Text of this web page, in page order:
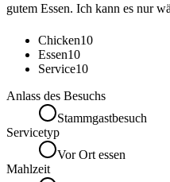
gutem Essen. Ich kann es nur
Chicken10
Essen10
Service10
Anlass des Besuchs
Stammgastbesuch
Servicetyp
Vor Ort essen
Mahlzeit